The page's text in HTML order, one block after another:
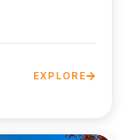
EXPLORE